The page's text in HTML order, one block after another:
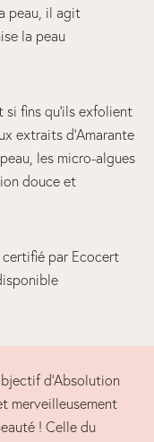
peau, il agit
la peau
si fins qu’ils exfolient
extraits d’Amarante
les micro-algues
douce et
par Ecocert
d’Absolution
merveilleusement
! Celle du